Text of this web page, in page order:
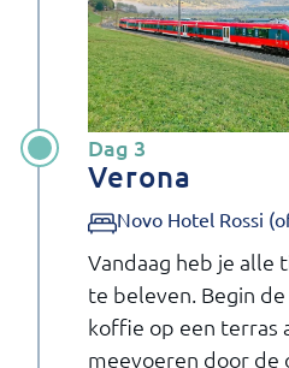
Dag 3
Verona
Novo Hotel Rossi
Vandaag heb je alle
te beleven. Begin
koffie op een terras
meevoeren door de